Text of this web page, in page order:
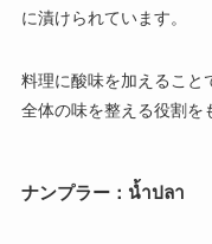
に漬けられています。
料理に酸味を加えること
全体の味を整える役割を
ナンプラー：น้ำปลา